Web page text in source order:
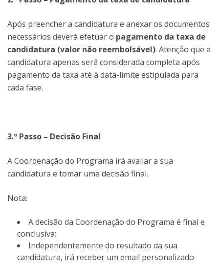
Após preencher a candidatura e anexar os documentos
necessários deverá efetuar o pagamento da taxa de
candidatura (valor não reembolsável). Atenção que a
candidatura apenas será considerada completa após
pagamento da taxa até à data-limite estipulada para
cada fase.
3.º Passo – Decisão Final
A Coordenação do Programa irá avaliar a sua
candidatura e tomar uma decisão final.
Nota:
A decisão da Coordenação do Programa é final e
conclusiva;
Independentemente do resultado da sua
candidatura, irá receber um email personalizado